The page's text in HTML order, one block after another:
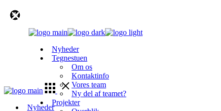
Nyheder
Tegnestuen
Om os
Kontaktinfo
Vores team
Ny del af teamet?
Projekter
Nyheder